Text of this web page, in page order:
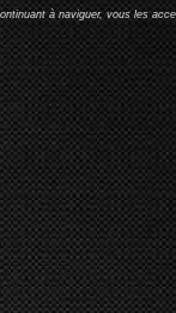
à naviguer, vous les